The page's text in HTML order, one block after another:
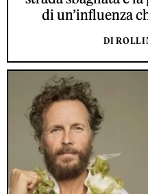
di un’influenza
DI